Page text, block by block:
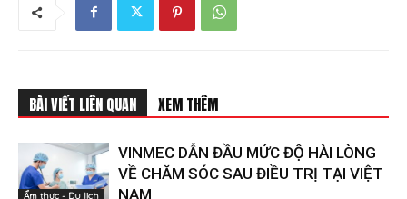
BÀI VIẾT LIÊN QUAN XEM THÊM
Ẩm thực - Du lịch
VINMEC DẪN ĐẦU MỨC ĐỘ HÀI LÒNG
VỀ CHĂM SÓC SAU ĐIỀU TRỊ TẠI VIỆT
NAM